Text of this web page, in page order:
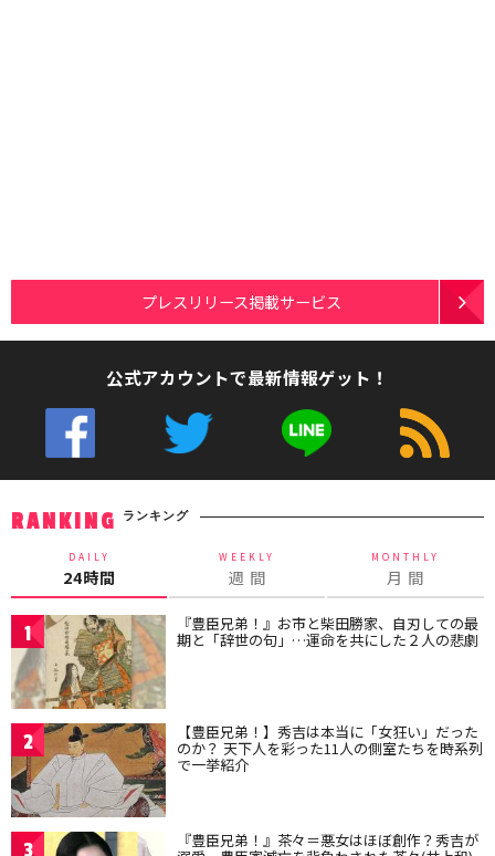
プレスリリース掲載サービス
公式アカウントで最新情報ゲット！
RANKING ランキング
DAILY
24時間
WEEKLY
週 間
MONTHLY
月 間
1 『豊臣兄弟！』お市と柴田勝家、自刃しての最
期と「辞世の句」…運命を共にした２人の悲劇
2 【豊臣兄弟！】秀吉は本当に「女狂い」だった
のか？ 天下人を彩った11人の側室たちを時系列
で一挙紹介
3 『豊臣兄弟！』茶々＝悪女はほぼ創作？秀吉が